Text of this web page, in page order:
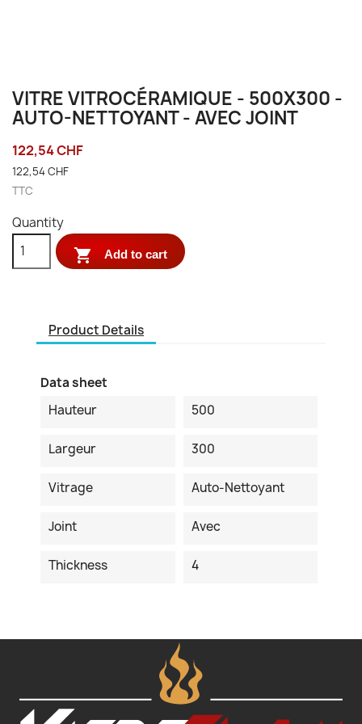
VITRE VITROCÉRAMIQUE - 500X300 -
AUTO-NETTOYANT - AVEC JOINT
122,54 CHF
122,54 CHF
TTC
Quantity
 Add to cart
Product Details
Data sheet
Hauteur
500
Largeur 300
Vitrage Auto-Nettoyant
Joint Avec
Thickness 4